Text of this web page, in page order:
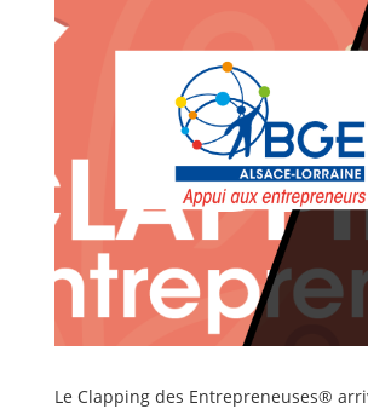
Le Clapping des Entrepreneuses®